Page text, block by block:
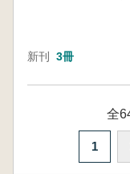
新刊 3冊
全
1